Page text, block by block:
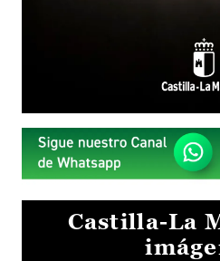
Castilla-La